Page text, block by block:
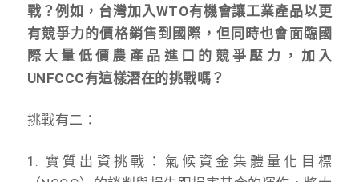
戰？例如，台灣加入WTO有機會讓工業產品以更
有競爭力的價格銷售到國際，但同時也會面臨國
際大量低價農產品進口的競爭壓力， 加入
UNFCCC有這樣潛在的挑戰嗎？
挑戰有二：
1. 實質出資挑戰：氣候資金集體量化目標